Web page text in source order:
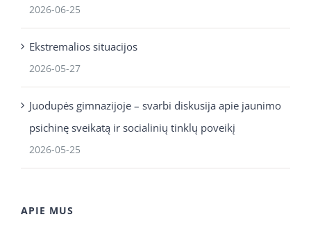
2026-06-25
Ekstremalios situacijos
2026-05-27
Juodupės gimnazijoje – svarbi diskusija apie jaunimo
psichinę sveikatą ir socialinių tinklų poveikį
2026-05-25
APIE MUS